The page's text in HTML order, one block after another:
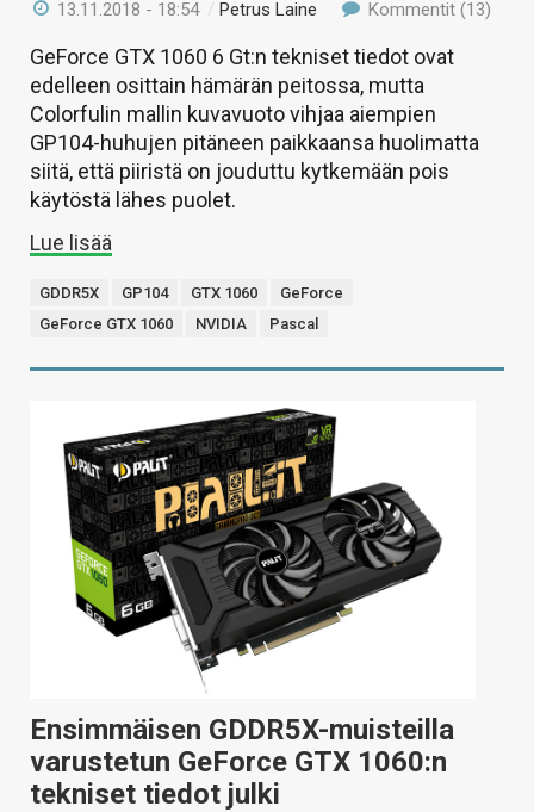
13.11.2018 - 18:54 / Petrus Laine Kommentit (13)
GeForce GTX 1060 6 Gt:n tekniset tiedot ovat
edelleen osittain hämärän peitossa, mutta
Colorfulin mallin kuvavuoto vihjaa aiempien
GP104-huhujen pitäneen paikkaansa huolimatta
siitä, että piiristä on jouduttu kytkemään pois
käytöstä lähes puolet.
Lue lisää
GDDR5X GP104 GTX 1060
GeForce
GeForce GTX 1060
NVIDIA Pascal
Ensimmäisen GDDR5X-muisteilla
varustetun GeForce GTX 1060:n
tekniset tiedot julki